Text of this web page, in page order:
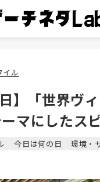
イル
】「世界ヴ
マにしたス
今日は何の日 環境・